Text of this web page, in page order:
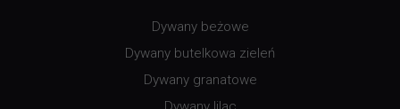
Dywany beżowe
Dywany butelkowa zieleń
Dywany granatowe